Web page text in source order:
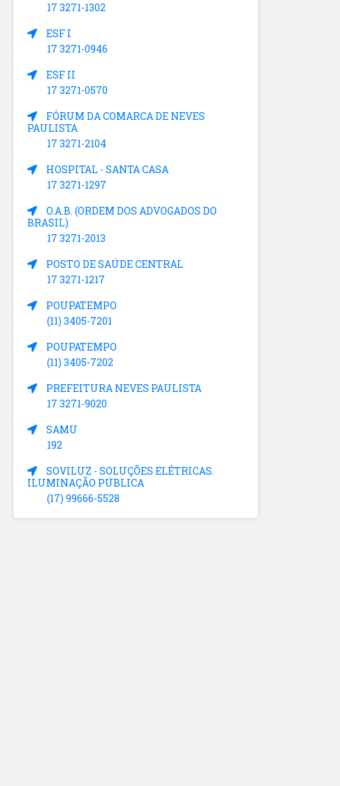
17 3271-1302
ESF I
17 3271-0946
ESF II
17 3271-0570
FÓRUM DA COMARCA DE NEVES
PAULISTA
17 3271-2104
HOSPITAL - SANTA CASA
17 3271-1297
O.A.B. (ORDEM DOS ADVOGADOS DO
BRASIL)
17 3271-2013
POSTO DE SAÚDE CENTRAL
17 3271-1217
POUPATEMPO
(11) 3405-7201
POUPATEMPO
(11) 3405-7202
PREFEITURA NEVES PAULISTA
17 3271-9020
SAMU
192
SOVILUZ - SOLUÇÕES ELÉTRICAS.
ILUMINAÇÃO PÚBLICA
(17) 99666-5528